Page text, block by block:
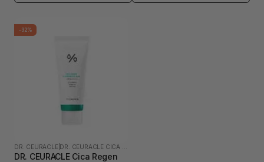
-32%
DR. CEURACLE
DR. CEURACLE Cica Regen